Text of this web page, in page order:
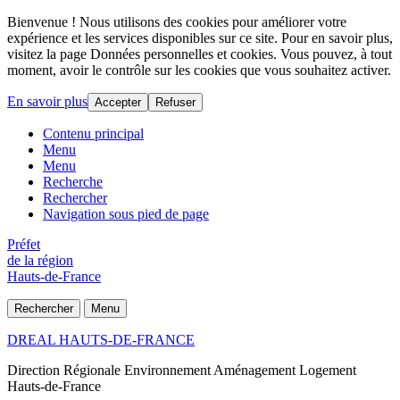
Bienvenue ! Nous utilisons des cookies pour améliorer votre
expérience et les services disponibles sur ce site. Pour en savoir plus,
visitez la page Données personnelles et cookies. Vous pouvez, à tout
moment, avoir le contrôle sur les cookies que vous souhaitez activer.
En savoir plus Accepter Refuser
Contenu principal
Menu
Menu
Recherche
Rechercher
Navigation sous pied de page
Préfet
de la région
Hauts-de-France
Rechercher Menu
DREAL HAUTS-DE-FRANCE
Direction Régionale Environnement Aménagement Logement
Hauts-de-France